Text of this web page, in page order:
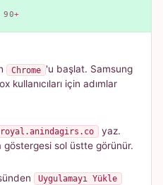
90+
Chrome 'u başlat. Samsung
kullanıcıları için adımlar
yaz.
göstergesi sol üstte görünür.
Uygulamayı Yükle